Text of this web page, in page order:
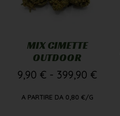
MIX CIMETTE
OUTDOOR
9,90 € - 399,90 €
A PARTIRE DA 0,80 €/G